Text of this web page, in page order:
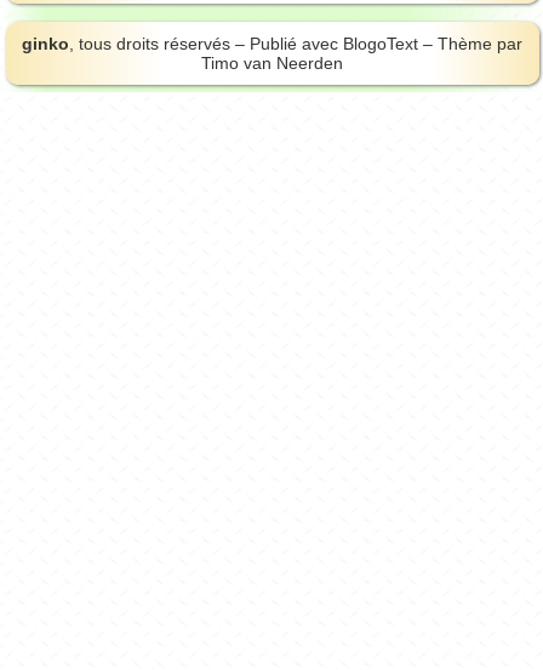
ginko , tous droits réservés – Publié avec BlogoText – Thème par
Timo van Neerden